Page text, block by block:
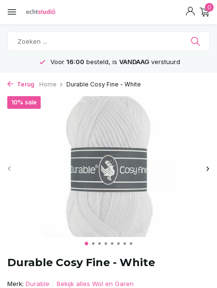
0
Voor 16:00 besteld, is VANDAAGverstuurd
Terug Home Durable Cosy Fine - White
Durable Cosy Fine - White
10% sale
Merk: Durable Bekijk alles Wol en Garen